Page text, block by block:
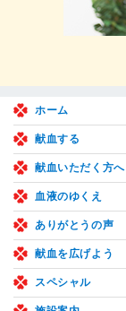
ホーム
献血する
献血いただく方へ
血液のゆくえ
ありがとうの声
献血を広げよう
スペシャル